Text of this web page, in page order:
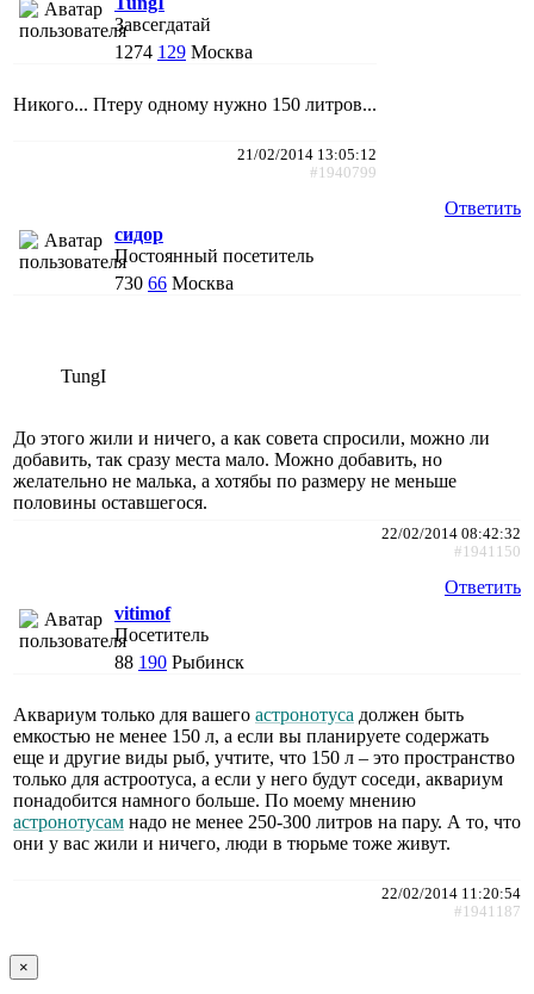
Завсегдатай
1274 129 Москва
Никого... Птеру одному нужно 150 литров...
21/02/2014 13:05:12
#1940799
Ответить
сидор
Постоянный посетитель
730 66 Москва
TungI
До этого жили и ничего, а как совета спросили, можно ли
добавить, так сразу места мало. Можно добавить, но
желательно не малька, а хотябы по размеру не меньше
половины оставшегося.
22/02/2014 08:42:32
#1941150
Ответить
vitimof
Посетитель
88 190 Рыбинск
Аквариум только для вашего астронотуса должен быть
емкостью не менее 150 л, а если вы планируете содержать
еще и другие виды рыб, учтите, что 150 л – это пространство
только для астроотуса, а если у него будут соседи, аквариум
понадобится намного больше. По моему мнению
астронотусам надо не менее 250-300 литров на пару. А то, что
они у вас жили и ничего, люди в тюрьме тоже живут.
22/02/2014 11:20:54
#1941187
×